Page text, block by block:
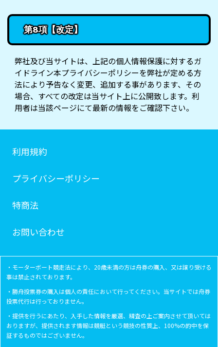
第8項【改定】
弊社及び当サイトは、上記の個人情報保護に対するガ
イドライン本プライバシーポリシーを弊社が定める方
法により予告なく変更、追加する事があります、その
場合、すべての改定は当サイト上に公開致します。利
用者は当該ページにて最新の情報をご確認下さい。
利用規約
プライバシーポリシー
特商法
お問い合わせ
・モーターボート競走法により、20歳未満の方は舟券の購入、又は譲り受ける
事は禁止されております。
・勝舟投票券の購入は個人の責任において行ってください。当サイトでは舟券
投票代行は行っておりません。
・提供を行うにあたり、入手した情報を厳選、精査の上ご案内させて頂いては
おりますが、提供されます情報は競艇という競技の性質上、100%の的中を保
証するものではございません。